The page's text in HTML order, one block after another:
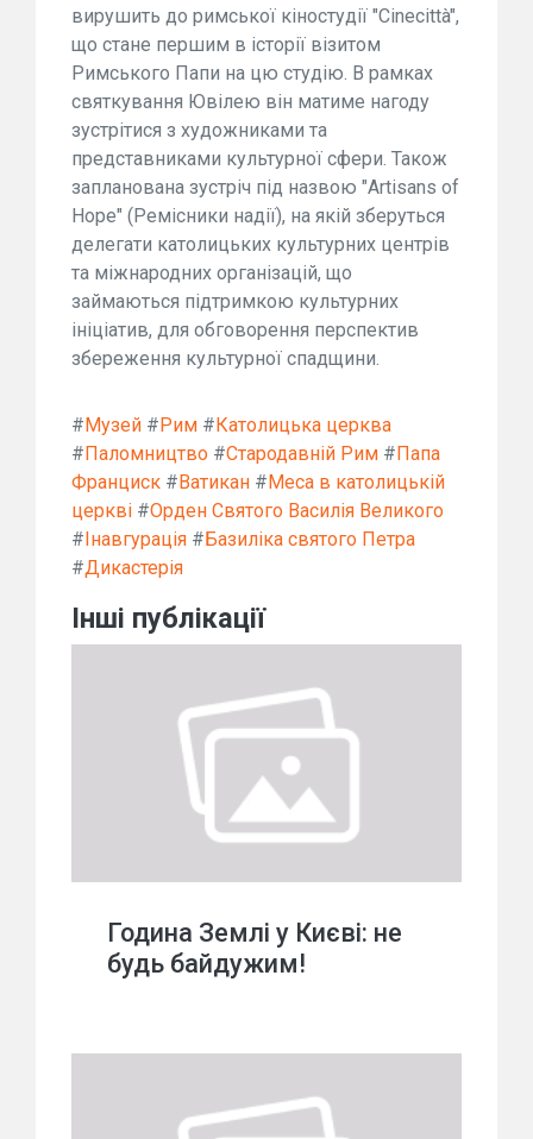
вирушить до римської кіностудії "Cinecittà",
що стане першим в історії візитом
Римського Папи на цю студію. В рамках
святкування Ювілею він матиме нагоду
зустрітися з художниками та
представниками культурної сфери. Також
запланована зустріч під назвою "Artisans of
Hope" (Ремісники надії), на якій зберуться
делегати католицьких культурних центрів
та міжнародних організацій, що
займаються підтримкою культурних
ініціатив, для обговорення перспектив
збереження культурної спадщини.
#Музей #Рим #Католицька церква
#Паломництво #Стародавній Рим #Папа
Франциск #Ватикан #Меса в католицькій
церкві #Орден Святого Василія Великого
#Інавгурація #Базиліка святого Петра
#Дикастерія
Інші публікації
Година Землі у Києві: не
будь байдужим!